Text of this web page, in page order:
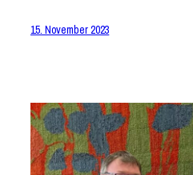
15. November 2023